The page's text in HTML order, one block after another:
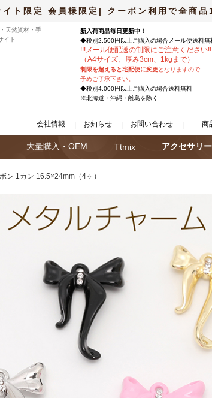
イト限定 会員様限定| クーポン利用で全商
天然資材・手
イト
新入荷商品毎日更新中！
◆税別2,500円以上ご購入の場合 メール便送料無
!!!メール便配送の制限にご注意ください!!
（A4サイズ、厚み3cm、1kgまで）
制限を超えると宅配便に変更となりますので
予めご了承下さい。
◆税別4,000円以上ご購入の場合送料無料
※北海道・沖縄・離島を除く
会社情報 お知らせ お問い合わせ 商
大量購入・OEM Ttmix アクセサリ
ン 1カン 16.5×24mm（4ヶ）